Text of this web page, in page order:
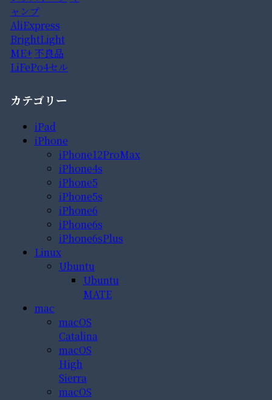
ャンプ
AliExpress
BrightLight
ME+不良品
LiFePo4セル
カテゴリー
iPad
iPhone
iPhone12ProMax
iPhone4s
iPhone5
iPhone5s
iPhone6
iPhone6s
iPhone6sPlus
Linux
Ubuntu
Ubuntu
MATE
mac
macOS
Catalina
macOS
High
Sierra
macOS